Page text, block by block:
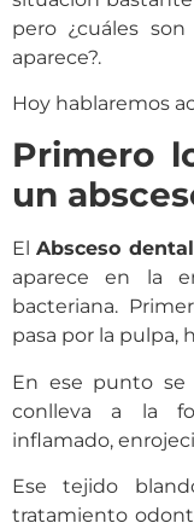
pero ¿cuáles
aparece?.
Hoy hablaremos
Primero
un
ElAbsceso dental
aparece en la
bacteriana.
pasa por la pulpa,
En ese punto
conlleva a la
inflamado,
Ese tejido
tratamiento